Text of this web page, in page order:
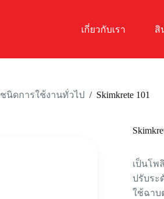
เกี่ยวกับเรา สิ
ชนิดการใช้งานทั่วไป / Skimkrete 101
เป็นโพ
ปรับระ
ใช้ฉาบ